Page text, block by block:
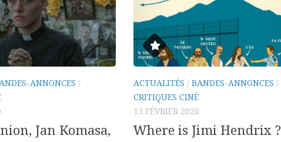
ANNONCES /
Jan Komasa,
ACTUALITÉS / BANDES-ANNONCES /
CRITIQUES CINÉ
13 FÉVRIER 2020
Where is Jimi Hendrix ?